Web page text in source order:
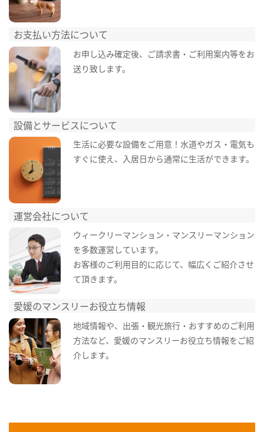
お支払い方法について
お申し込み確定後、ご請求書・ご利用案内等をお
送り致します。
設備とサービスについて
生活に必要な設備をご用意！水道やガス・電気も
すぐに使え、入居日から通常に生活ができます。
運営会社について
ウィークリーマンション・マンスリーマンション
を多数運営しています。
お客様のご利用目的に応じて、幅広くご紹介させ
て頂きます。
愛媛のマンスリーお役立ち情報
地域情報や、出張・観光旅行・おすすめのご利用
方法など、愛媛のマンスリーお役立ち情報をご紹
介します。